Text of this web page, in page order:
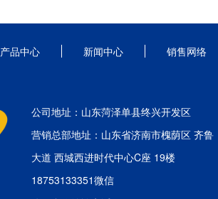
产品中心 新闻中心 销售网络
公司地址：山东菏泽单县终兴开发区
营销总部地址：山东省济南市槐荫区 齐鲁
大道 西城西进时代中心C座 19楼
18753133351微信